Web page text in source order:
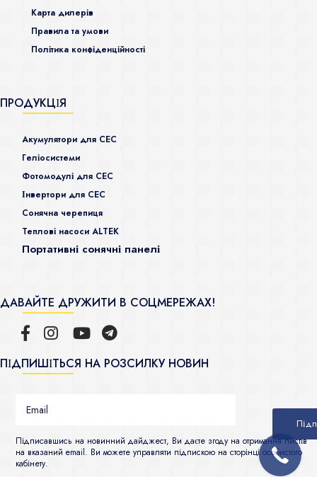
Карта дилерів
Правила та умови
Політика конфіденційності
ПРОДУКЦІЯ
Акумулятори для СЕС
Гeліосистеми
Фотомодулі для СЕС
Інвертори для СЕС
Сонячна черепиця
Теплові насоси ALTEK
Портативні сонячні панелі
ДАВАЙТЕ ДРУЖИТИ В СОЦМЕРЕЖАХ!
ПІДПИШІТЬСЯ НА РОЗСИЛКУ НОВИН
Підписавшись на новинний дайджест, Ви даєте згоду на отримання листів
на вказаний email. Ви можете управляти підпискою на сторінці особистого
кабінету.